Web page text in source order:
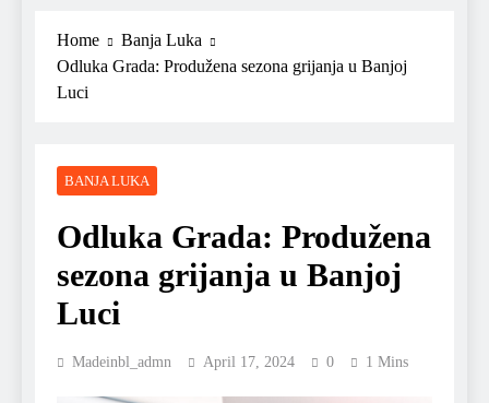
Home
Banja Luka
Odluka Grada: Produžena sezona grijanja u Banjoj
Luci
BANJA LUKA
Odluka Grada: Produžena
sezona grijanja u Banjoj
Luci
Madeinbl_admn April 17, 2024 0 1 Mins